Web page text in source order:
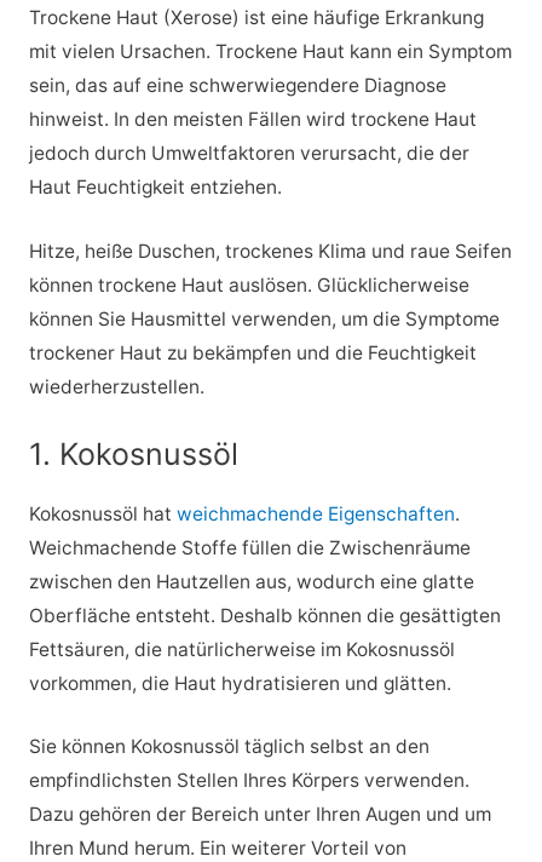
Trockene Haut (Xerose) ist eine häufige Erkrankung
mit vielen Ursachen. Trockene Haut kann ein Symptom
sein, das auf eine schwerwiegendere Diagnose
hinweist. In den meisten Fällen wird trockene Haut
jedoch durch Umweltfaktoren verursacht, die der
Haut Feuchtigkeit entziehen.
Hitze, heiße Duschen, trockenes Klima und raue Seifen
können trockene Haut auslösen. Glücklicherweise
können Sie Hausmittel verwenden, um die Symptome
trockener Haut zu bekämpfen und die Feuchtigkeit
wiederherzustellen.
1. Kokosnussöl
Kokosnussöl hat weichmachende Eigenschaften.
Weichmachende Stoffe füllen die Zwischenräume
zwischen den Hautzellen aus, wodurch eine glatte
Oberfläche entsteht. Deshalb können die gesättigten
Fettsäuren, die natürlicherweise im Kokosnussöl
vorkommen, die Haut hydratisieren und glätten.
Sie können Kokosnussöl täglich selbst an den
empfindlichsten Stellen Ihres Körpers verwenden.
Dazu gehören der Bereich unter Ihren Augen und um
Ihren Mund herum. Ein weiterer Vorteil von